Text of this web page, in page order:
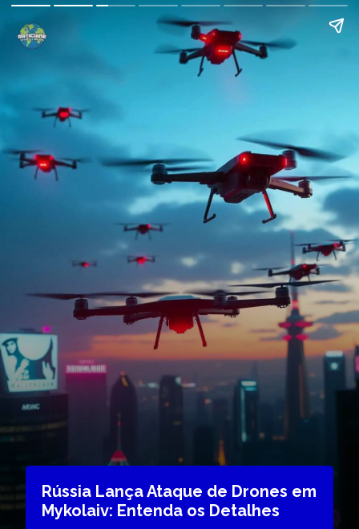
Rússia Lança Ataque de Drones em
Mykolaiv: Entenda os Detalhes